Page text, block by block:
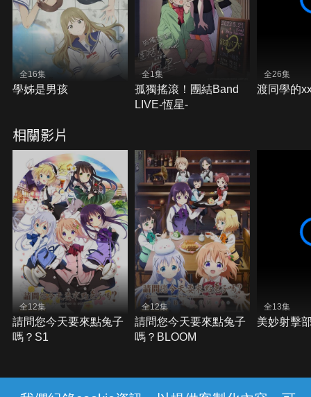
全16集
學姊是男孩
全1集
孤獨搖滾！團結Band
LIVE-恆星-
全26集
渡同學的
相關影片
全12集
請問您今天要來點兔子
嗎？S1
全12集
請問您今天要來點兔子
嗎？BLOOM
全13集
美妙射擊